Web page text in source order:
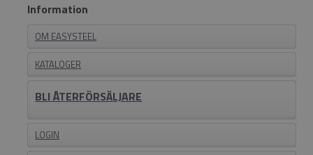
Information
OM EASYSTEEL
KATALOGER
BLI ÅTERFÖRSÄLJARE
LOGIN